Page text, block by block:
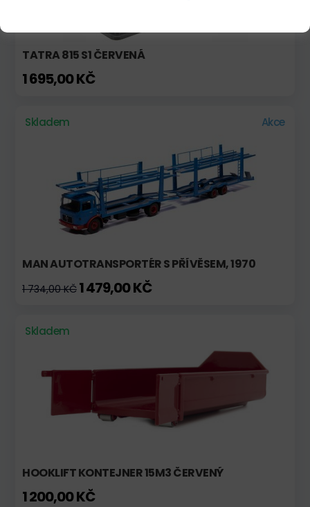
TATRA 815 S1 ČERVENÁ
1 695,00 KČ
Skladem Akce
MAN AUTOTRANSPORTÉR S PŘÍVĚSEM, 1970
1 734,00 KČ 1 479,00 KČ
Skladem
HOOKLIFT KONTEJNER 15M3 ČERVENÝ
1 200,00 KČ